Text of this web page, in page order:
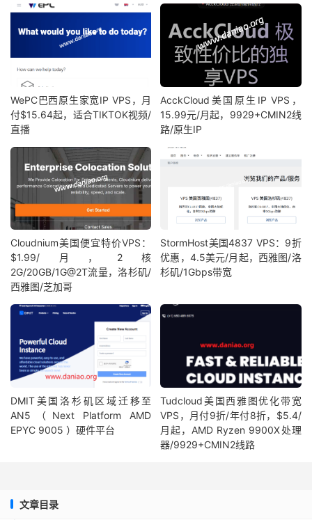
WePC巴西原生家宽IP VPS，月
付$15.64起，适合TIKTOK视频/
直播
AcckCloud美国原生IP VPS，
15.99元/月起，9929+CMIN2线
路/原生IP
Cloudnium美国便宜特价VPS：
$1.99/月，2核
2G/20GB/1G@2T流量，洛杉矶/
西雅图/芝加哥
StormHost美国4837 VPS：9折
优惠，4.5美元/月起，西雅图/洛
杉矶/1Gbps带宽
DMIT美国洛杉矶区域迁移至
AN5（Next Platform AMD
EPYC 9005 ）硬件平台
Tudcloud美国西雅图优化带宽
VPS，月付9折/年付8折，$5.4/
月起，AMD Ryzen 9900X处理
器/9929+CMIN2线路
文章目录